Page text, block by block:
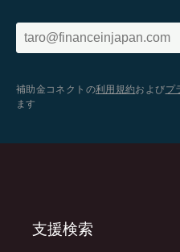
補助金コネクトの利用規約およびプ
ます
支援検索